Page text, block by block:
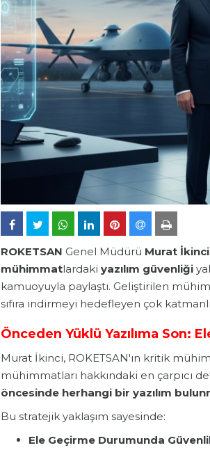
ROKETSAN Genel Müdürü Murat İkinci
mühimmatlardaki yazılım güvenliği
kamuoyuyla paylaştı. Geliştirilen
sıfıra indirmeyi hedefleyen çok
Önceden Yüklü Yazılıma Son:
Murat İkinci, ROKETSAN'ın kritik
mühimmatları hakkındaki en çarpıcı
öncesinde herhangi bir yazılım
Bu stratejik yaklaşım sayesinde:
Ele Geçirme Durumunda